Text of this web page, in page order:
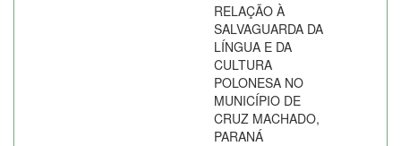
RELAÇÃO À
SALVAGUARDA DA
LÍNGUA E DA
CULTURA
POLONESA NO
MUNICÍPIO DE
CRUZ MACHADO,
PARANÁ